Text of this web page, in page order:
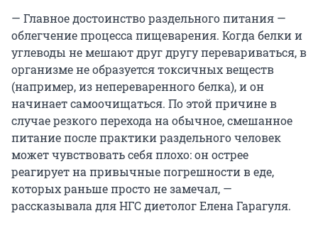
— Главное достоинство раздельного питания —
облегчение процесса пищеварения. Когда белки и
углеводы не мешают друг другу перевариваться, в
организме не образуется токсичных веществ
(например, из непереваренного белка), и он
начинает самоочищаться. По этой причине в
случае резкого перехода на обычное, смешанное
питание после практики раздельного человек
может чувствовать себя плохо: он острее
реагирует на привычные погрешности в еде,
которых раньше просто не замечал, —
рассказывала для НГС диетолог Елена Гарагуля.